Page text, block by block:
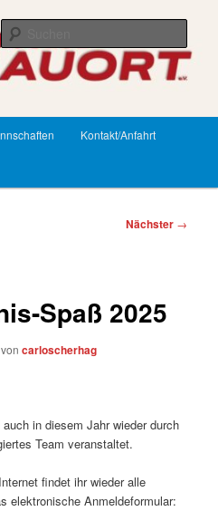
Kontakt/Anfahrt
Nächster →
Spaß 2025
voncarloscherhag
in diesem Jahr wieder durch
Team veranstaltet.
findet ihr wieder alle
elektronische Anmeldeformular: